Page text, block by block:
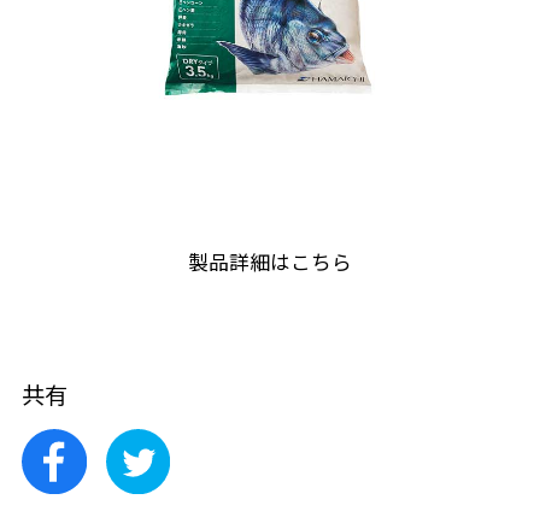
製品詳細はこちら
共有